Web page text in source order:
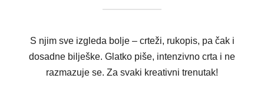
S njim sve izgleda bolje – crteži, rukopis, pa čak i
dosadne bilješke. Glatko piše, intenzivno crta i ne
razmazuje se. Za svaki kreativni trenutak!